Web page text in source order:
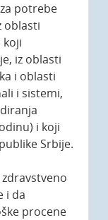
potrebe
oblasti
koji
iz oblasti
i oblasti
i sistemi,
i koji
Srbije.
i da
procene